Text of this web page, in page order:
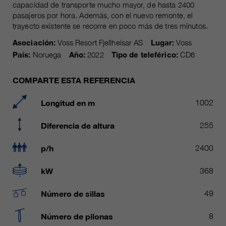
capacidad de transporte mucho mayor, de hasta 2400
pasajeros por hora. Además, con el nuevo remonte, el
trayecto existente se recorre en poco más de tres minutos.
Asociación: Voss Resort Fjellheisar AS Lugar: Voss
País: Noruega Año: 2022 Tipo de teleférico:CD6
COMPARTE ESTA REFERENCIA
Longitud en m 1002
Diferencia de altura 255
p/h 2400
kW 368
Número de sillas 49
Número de pilonas 8
fin
Usado para proteger contra el
spam causado por los spam-bots.
Name cookie_optin
proveedor sgalinski Cookie Opt In
duración
Guarda la configuración de la
Name
__utmc, __utmd, __utmz
proveedor Google Analytics
Mehrere - variieren zwischen 2
Google Analytics para recopilar
uso, incluida información personal
nuestras aplicaciones y nuestros
también se transmite a nuestros